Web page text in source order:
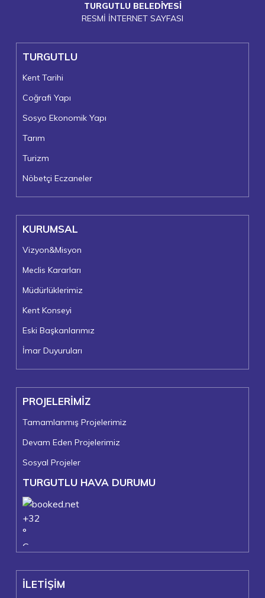
TURGUTLU BELEDİYESİ
RESMİ İNTERNET SAYFASI
TURGUTLU
Kent Tarihi
Coğrafi Yapı
Sosyo Ekonomik Yapı
Tarım
Turizm
Nöbetçi Eczaneler
KURUMSAL
Vizyon&Misyon
Meclis Kararları
Müdürlüklerimiz
Kent Konseyi
Eski Başkanlarımız
İmar Duyuruları
PROJELERİMİZ
Tamamlanmış Projelerimiz
Devam Eden Projelerimiz
Sosyal Projeler
TURGUTLU HAVA DURUMU
+32
°
C
Turgutlu
İLETİŞİM